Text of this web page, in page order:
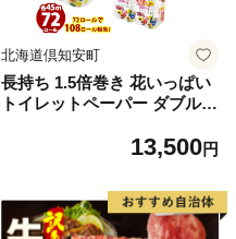
北海道倶知安町
長持ち 1.5倍巻き 花いっぱい
トイレットペーパー ダブル 4
プリント ハーブ 香り付き 日
品 備蓄 送料無料 北海道 倶知
安町 日用品
13,500円